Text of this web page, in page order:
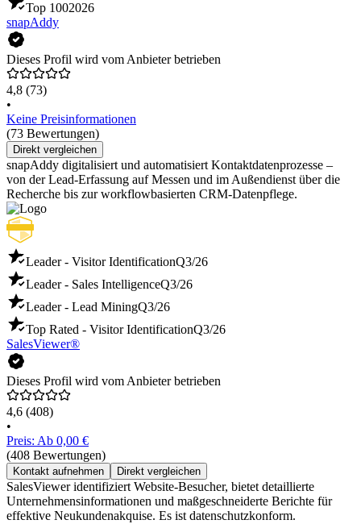
Top 1002026
snapAddy
Dieses Profil wird vom Anbieter betrieben
4,8 (73)
•
Keine Preisinformationen
(73 Bewertungen)
Direkt vergleichen
snapAddy digitalisiert und automatisiert Kontaktdatenprozesse –
von der Lead-Erfassung auf Messen und im Außendienst über die
Recherche bis zur workflowbasierten CRM-Datenpflege.
Leader - Visitor IdentificationQ3/26
Leader - Sales IntelligenceQ3/26
Leader - Lead MiningQ3/26
Top Rated - Visitor IdentificationQ3/26
SalesViewer®
Dieses Profil wird vom Anbieter betrieben
4,6 (408)
•
Preis: Ab 0,00 €
(408 Bewertungen)
Kontakt aufnehmen Direkt vergleichen
SalesViewer identifiziert Website-Besucher, bietet detaillierte
Unternehmensinformationen und maßgeschneiderte Berichte für
effektive Neukundenakquise. Es ist datenschutzkonform.